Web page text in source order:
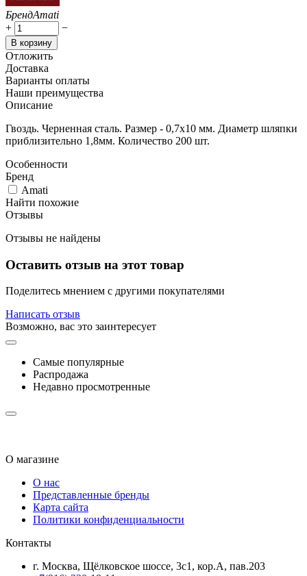
БрендAmati
+
−
В корзину
Отложить
Доставка
Варианты оплаты
Наши преимущества
Описание
Гвоздь. Черненная сталь. Размер - 0,7х10 мм. Диаметр шляпки
приблизительно 1,8мм. Количество 200 шт.
Особенности
Бренд
Amati
Найти похожие
Отзывы
Отзывы не найдены
Оставить отзыв на этот товар
Поделитесь мнением с другими покупателями
Написать отзыв
Возможно, вас это заинтересует
Самые популярные
Распродажа
Недавно просмотренные
О магазине
О нас
Представленные бренды
Карта сайта
Политики конфиденциальности
Контакты
г. Москва, Щёлковское шоссе, 3с1, кор.А, пав.203